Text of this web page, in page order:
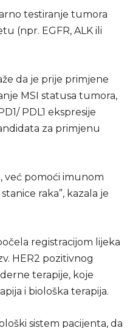
testiranje tumora
(npr. EGFR, ALK ili
da je prije primjene
MSI statusa tumora,
PDL1 ekspresije
za primjenu
već pomoći imunom
raka”, kazala je
registracijom lijeka
HER2 pozitivnog
terapije, koje
i biološka terapija.
sistem pacijenta, da